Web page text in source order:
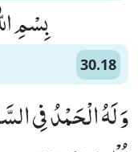
بِسْمِ
30.18
وَ لَهُ الْحَمْدُ فِی